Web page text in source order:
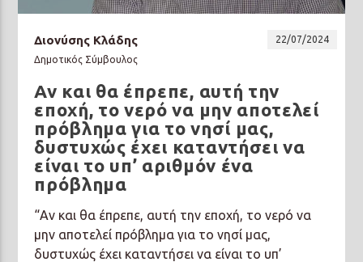
Διονύσης Κλάδης
22/07/2024
Δημοτικός Σύμβουλος
Αν και θα έπρεπε, αυτή την
εποχή, το νερό να μην αποτελεί
πρόβλημα για το νησί μας,
δυστυχώς έχει καταντήσει να
είναι το υπ’ αριθμόν ένα
πρόβλημα
“Αν και θα έπρεπε, αυτή την εποχή, το νερό να
μην αποτελεί πρόβλημα για το νησί μας,
δυστυχώς έχει καταντήσει να είναι το υπ’